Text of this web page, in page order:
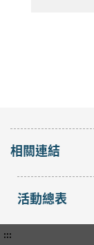
相關連結
活動總表
:::